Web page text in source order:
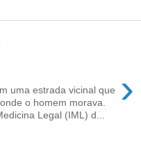
›
uma estrada vicinal que
o homem morava.
Legal (IML) d...